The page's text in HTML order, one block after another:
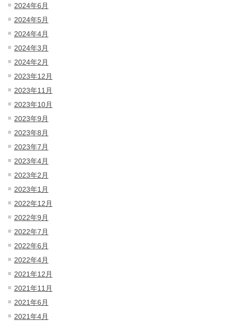
2024年6月
2024年5月
2024年4月
2024年3月
2024年2月
2023年12月
2023年11月
2023年10月
2023年9月
2023年8月
2023年7月
2023年4月
2023年2月
2023年1月
2022年12月
2022年9月
2022年7月
2022年6月
2022年4月
2021年12月
2021年11月
2021年6月
2021年4月